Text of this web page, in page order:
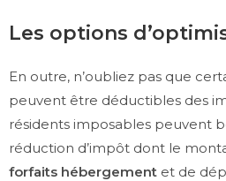
Les options
En outre, n’oubliez pas que
peuvent être déductibles des
résidents imposables peuvent
réduction d’impôt dont le
forfaits hébergement et de